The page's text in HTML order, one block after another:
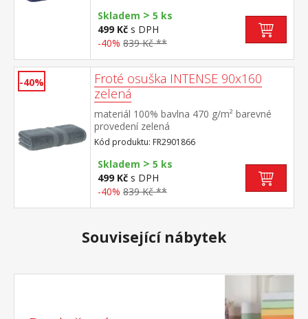
Skladem > 5 ks
499 Kč s DPH
-40% 839 Kč **
-40%
Froté osuška INTENSE 90x160
zelená
materiál 100% bavlna 470 g/m² barevné
provedení zelená
Kód produktu: FR2901866
Skladem > 5 ks
499 Kč s DPH
-40% 839 Kč **
Související nábytek